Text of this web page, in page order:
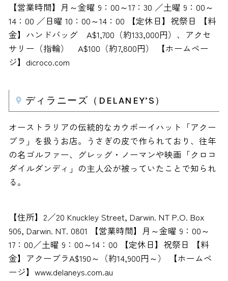
【営業時間】月～金曜 9：00～17：30 ／土曜 9：00～
14：00 ／日曜 10：00～14：00 【定休日】祝祭日 【料
金】ハンドバッグ A$1,700（約133,000円）、アクセ
サリー（指輪） A$100（約7,800円） 【ホームペー
ジ】dicroco.com
ディラニーズ（DELANEY’S）
オーストラリアの伝統的なカウボーイハット「アクー
ブラ」を扱うお店。うさぎの皮で作られており、往年
の名ゴルファー、グレッグ・ノーマンや映画「クロコ
ダイルダンディ」の主人公が被っていたことで知られ
る。
【住所】2／20 Knuckley Street, Darwin. NT P.O. Box
906, Darwin. NT. 0801 【営業時間】月～金曜 9：00～
17：00／土曜 9：00～14：00 【定休日】祝祭日 【料
金】アクーブラA$190～（約14,900円～） 【ホームペ
ージ】www.delaneys.com.au